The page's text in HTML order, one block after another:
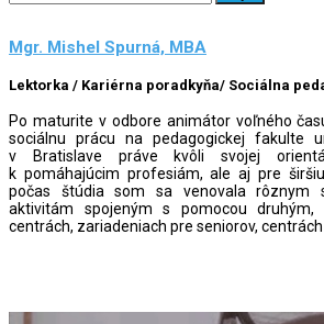
Mgr. Mishel Spurná, MBA
Lektorka / Kariérna poradkyňa/ Sociálna
Po maturite v odbore animátor voľného
sociálnu prácu na pedagogickej fakulte
v Bratislave práve kvôli svojej
k pomáhajúcim profesiám, ale aj pre
počas štúdia som sa venovala rôznym
aktivitám spojeným s pomocou druhým,
centrách, zariadeniach pre seniorov,